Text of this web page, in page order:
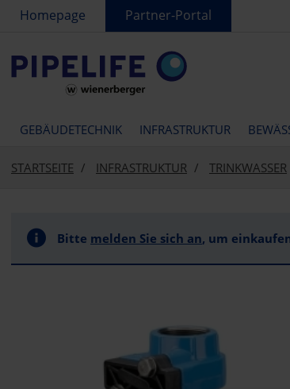
text.skipToContent
text.skipToNavigation
Homepage Partner-Portal
GEBÄUDETECHNIK INFRASTRUKTUR
STARTSEITE INFRASTRUKTUR TRINKWASSER
Bitte melden Sie sich an, um